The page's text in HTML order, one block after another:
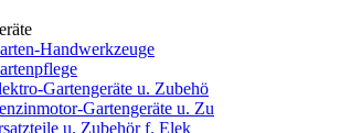
Handwerkzeuge
Gartengeräte u. Zubehö
Gartengeräte u. Zu
u. Zubehör f. Elek